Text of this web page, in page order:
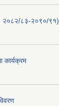
२०८२/८३-२०९०/९१)